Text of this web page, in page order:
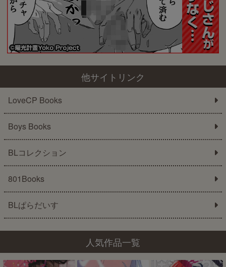
他サイトリンク
LoveCP Books
Boys Books
BLコレクション
801Books
BLぱらだいす
人気作品一覧